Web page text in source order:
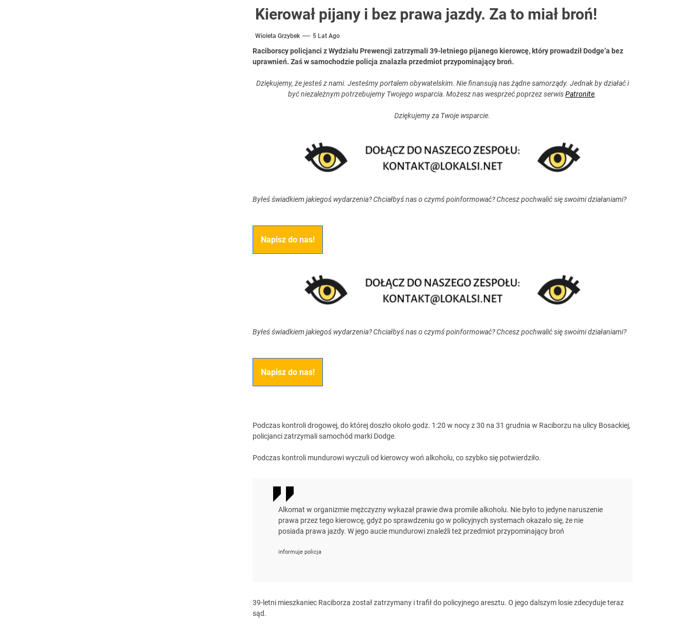
Kierował pijany i bez prawa jazdy. Za to miał broń!
Wioleta Grzybek 5 Lat Ago
Raciborscy policjanci z Wydziału Prewencji zatrzymali 39-letniego pijanego kierowcę, który prowadził Dodge’a bez
uprawnień. Zaś w samochodzie policja znalazła przedmiot przypominający broń.
Dziękujemy, że jesteś z nami. Jesteśmy portalem obywatelskim. Nie finansują nas żądne samorządy. Jednak by działać i
być niezależnym potrzebujemy Twojego wsparcia. Możesz nas wesprzeć poprzez serwisPatronite.
Dziękujemy za Twoje wsparcie.
Byłeś świadkiem jakiegoś wydarzenia? Chciałbyś nas o czymś poinformować? Chcesz pochwalić się swoimi działaniami?
Napisz do nas!
Byłeś świadkiem jakiegoś wydarzenia? Chciałbyś nas o czymś poinformować? Chcesz pochwalić się swoimi działaniami?
Napisz do nas!
Podczas kontroli drogowej, do której doszło około godz. 1:20 w nocy z 30 na 31 grudnia w Raciborzu na ulicy Bosackiej,
policjanci zatrzymali samochód marki Dodge.
Podczas kontroli mundurowi wyczuli od kierowcy woń alkoholu, co szybko się potwierdziło.
Alkomat w organizmie mężczyzny wykazał prawie dwa promile alkoholu. Nie było to jedyne naruszenie
prawa przez tego kierowcę, gdyż po sprawdzeniu go w policyjnych systemach okazało się, że nie
posiada prawa jazdy. W jego aucie mundurowi znaleźli też przedmiot przypominający broń
informuje policja
39-letni mieszkaniec Raciborza został zatrzymany i trafił do policyjnego aresztu. O jego dalszym losie zdecyduje teraz
sąd.